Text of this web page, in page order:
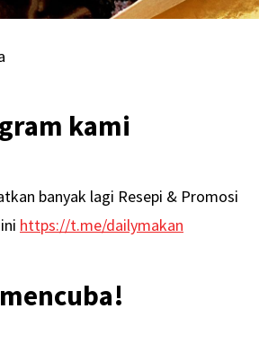
kami
banyak lagi Resepi & Promosi
https://t.me/dailymakan